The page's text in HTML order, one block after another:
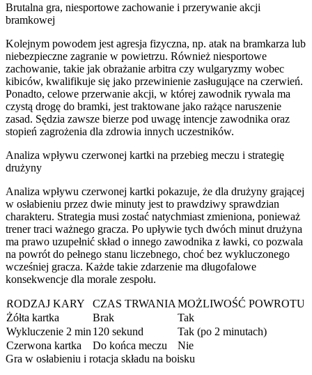
Brutalna gra, niesportowe zachowanie i przerywanie akcji
bramkowej
Kolejnym powodem jest agresja fizyczna, np. atak na bramkarza lub
niebezpieczne zagranie w powietrzu. Również niesportowe
zachowanie, takie jak obrażanie arbitra czy wulgaryzmy wobec
kibiców, kwalifikuje się jako przewinienie zasługujące na czerwień.
Ponadto, celowe przerwanie akcji, w której zawodnik rywala ma
czystą drogę do bramki, jest traktowane jako rażące naruszenie
zasad. Sędzia zawsze bierze pod uwagę intencje zawodnika oraz
stopień zagrożenia dla zdrowia innych uczestników.
Analiza wpływu czerwonej kartki na przebieg meczu i strategię
drużyny
Analiza wpływu czerwonej kartki pokazuje, że dla drużyny grającej
w osłabieniu przez dwie minuty jest to prawdziwy sprawdzian
charakteru. Strategia musi zostać natychmiast zmieniona, ponieważ
trener traci ważnego gracza. Po upływie tych dwóch minut drużyna
ma prawo uzupełnić skład o innego zawodnika z ławki, co pozwala
na powrót do pełnego stanu liczebnego, choć bez wykluczonego
wcześniej gracza. Każde takie zdarzenie ma długofalowe
konsekwencje dla morale zespołu.
RODZAJ KARY CZAS TRWANIA MOŻLIWOŚĆ POWROTU
Żółta kartka
Brak
Tak
Wykluczenie 2 min 120 sekund
Tak (po 2 minutach)
Czerwona kartka
Do końca meczu
Nie
Gra w osłabieniu i rotacja składu na boisku